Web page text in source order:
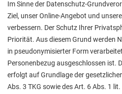
Im Sinne der Datenschutz-
Ziel, unser Online-Angebot und
verbessern. Der Schutz Ihrer
Priorität. Aus diesem Grund werden
in pseudonymisierter Form
Personenbezug ausgeschlossen ist.
erfolgt auf Grundlage der
Abs. 3 TKG sowie des Art. 6 Abs. 1